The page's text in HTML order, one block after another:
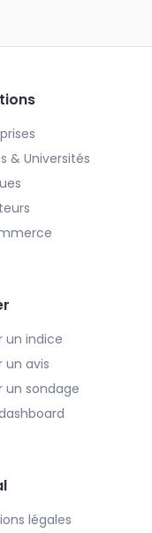
& Universités
un indice
un avis
un sondage
légales